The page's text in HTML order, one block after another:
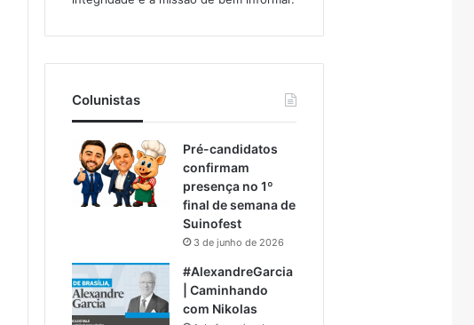
Colunistas
Pré-candidatos
confirmam
presença no 1º
final de semana de
Suinofest
3 de junho de 2026
#AlexandreGarcia
| Caminhando
com Nikolas